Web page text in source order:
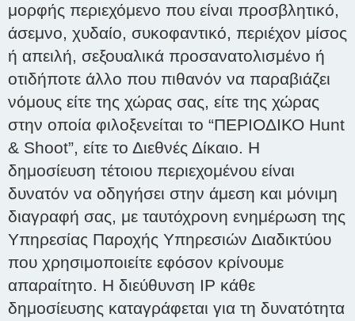
μορφής περιεχόμενο που είναι προσβλητικό,
άσεμνο, χυδαίο, συκοφαντικό, περιέχον μίσος
ή απειλή, σεξουαλικά προσανατολισμένο ή
οτιδήποτε άλλο που πιθανόν να παραβιάζει
νόμους είτε της χώρας σας, είτε της χώρας
στην οποία φιλοξενείται το “ΠΕΡΙΟΔΙΚΟ Hunt
& Shoot”, είτε το Διεθνές Δίκαιο. Η
δημοσίευση τέτοιου περιεχομένου είναι
δυνατόν να οδηγήσει στην άμεση και μόνιμη
διαγραφή σας, με ταυτόχρονη ενημέρωση της
Υπηρεσίας Παροχής Υπηρεσιών Διαδικτύου
που χρησιμοποιείτε εφόσον κρίνουμε
απαραίτητο. Η διεύθυνση IP κάθε
δημοσίευσης καταγράφεται για τη δυνατότητα